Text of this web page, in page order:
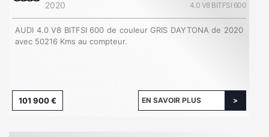
2020
4.0 V8 BITFSI 600
AUDI 4.0 V8 BITFSI 600 de couleur GRIS DAYTONA de 2020
avec 50216 Kms au compteur.
101 900 € EN SAVOIR PLUS